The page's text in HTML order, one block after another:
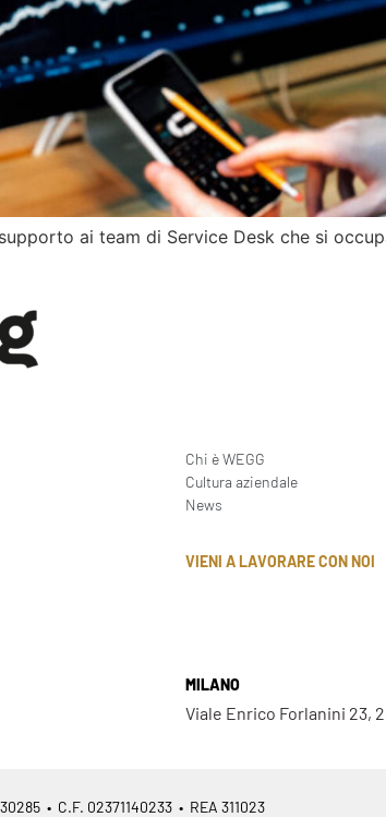
supporto ai team di Service Desk che si
Chi è WEGG
Cultura aziendale
News
VIENI A LAVORARE CON NOI
MILANO
Viale Enrico Forlanini 23,
• C.F. 02371140233 • REA 311023